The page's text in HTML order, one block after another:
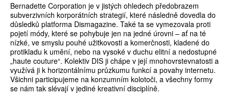
Bernadette Corporation je v jistých ohledech předobrazem
subverzivních korporátních strategií, které následně dovedla do
důsledků platforma Dismagazine. Také ta se vymezovala proti
pojetí módy, které se pohybuje jen na jedné úrovni – ať na té
nízké, ve smyslu pouhé užitkovosti a komerčnosti, kladené do
protikladu k umění, nebo na vysoké v duchu elitní a nedostupné
„haute couture“. Kolektiv DIS ji chápe v její mnohovrstevnatosti a
využívá ji k horizontálnímu průzkumu funkcí a povahy internetu.
Všichni participujeme na konzumním kolotoči, a všechny formy
se nám tak slévají v jediné kreativní disciplíně.